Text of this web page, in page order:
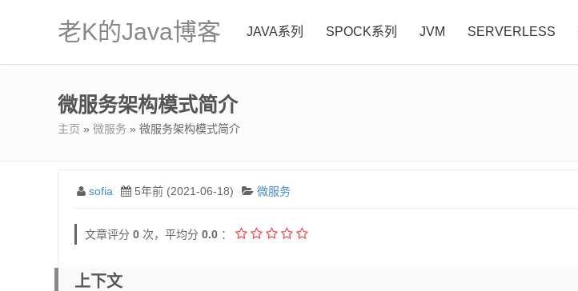
老K的Java博客 JAVA系列 SPOCK系列 JVM SERVERLESS
微服务架构模式简介
主页 » 微服务 » 微服务架构模式简介
sofia 5年前 (2021-06-18) 微服务
文章评分 0 次，平均分 0.0 ：
上下文